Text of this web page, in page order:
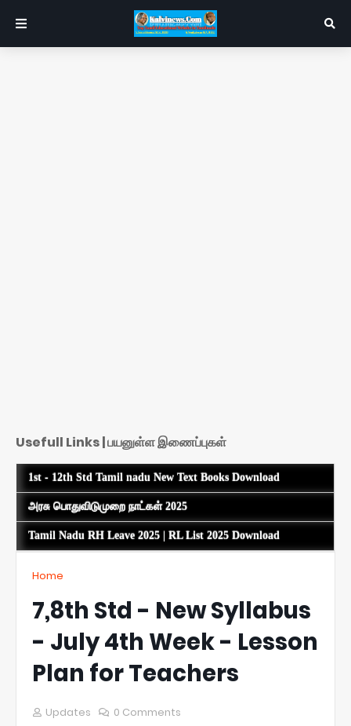
Usefull Links | பயனுள்ள இணைப்புகள்
1st - 12th Std Tamil nadu New Text Books Download
அரசு பொதுவிடுமுறை நாட்கள் 2025
Tamil Nadu RH Leave 2025 | RL List 2025 Download
Home
7,8th Std - New Syllabus
- July 4th Week - Lesson
Plan for Teachers
Updates 0 Comments